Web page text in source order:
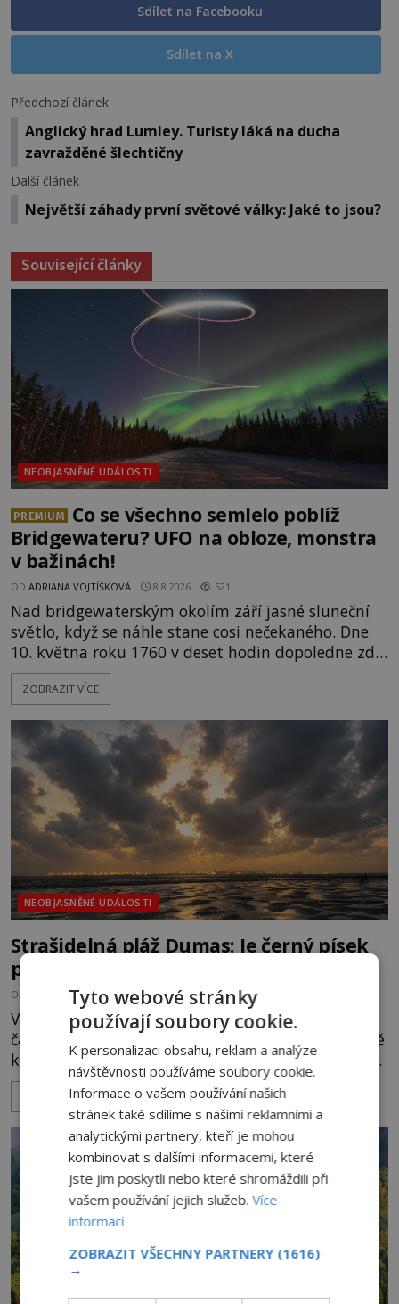
Sdílet na Facebooku
Sdílet na X
Předchozí článek
Anglický hrad Lumley. Turisty láká na ducha
zavražděné šlechtičny
Další článek
Největší záhady první světové války: Jaké to jsou?
Související články
NEOBJASNĚNÉ UDÁLOSTI
PREMIUM
Co se všechno semlelo poblíž
Bridgewateru? UFO na obloze, monstra
v bažinách!
OD ADRIANA VOJTÍŠKOVÁ 8.8.2026 521
Nad bridgewaterským okolím září jasné sluneční
světlo, když se náhle stane cosi nečekaného. Dne
10. května roku 1760 v deset hodin dopoledne zde
dojde k vůbec prvnímu historicky doloženému
přeletu UFO. Podle záznamů vyzařuje takové
jen o nějaký optický klam, nebo se zde skutečně
právě vznáší mimozemská loď
ZOBRAZIT VÍCE
NEOBJASNĚNÉ UDÁLOSTI
Strašidelná pláž Dumas: Je černý písek
podhoubím, ze kterého roste zlo?
OD MIREK BRÁT 6.8.2026 5.3TIS
V indickém svazovém státu Gudžarát se nachází
část pobřeží, které má hodně temnou pověst. Jistě
k tomu přispívá i černý písek této pláže. Proč má
pláž takové netypické zbarvení? Nakolik jsou
pravdivé historky, že zde došlo k nevysvětlitelným
zmizením turistů? Ti, kteří se nebojí, nás mohou
následovat. Vstupujeme na pláž Dumas ve městě
Surat. Gu
ZOBRAZIT VÍCE
Tyto webové stránky
používají soubory cookie.
K personalizaci obsahu, reklam a analýze
návštěvnosti používáme soubory cookie.
Informace o vašem používání našich
stránek také sdílíme s našimi reklamními a
analytickými partnery, kteří je mohou
kombinovat s dalšími informacemi, které
jste jim poskytli nebo které shromáždili při
vašem používání jejich služeb.Více
informací
ZOBRAZIT VŠECHNY PARTNERY (1616)
→